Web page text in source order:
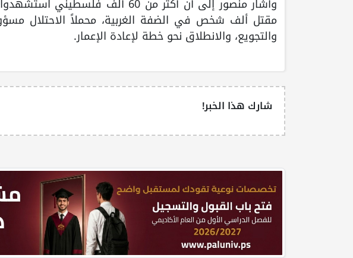
مقتل ألف شخص في الضفة الغربية، محملاً الاحتلال
والتجويع، والانطلاق نحو خطة لإعادة الإعمار.
شارك هذا الخبر!